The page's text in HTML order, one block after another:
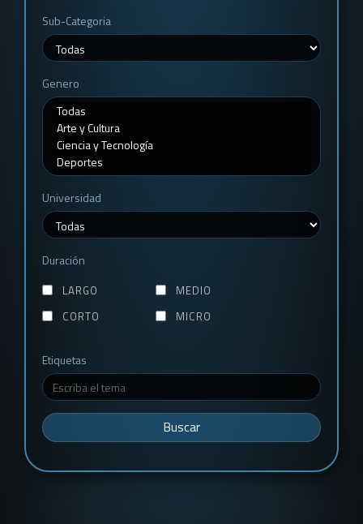
Sub-Categoria
Genero
Universidad
Duración
LARGO
MEDIO
CORTO
MICRO
Etiquetas
Buscar